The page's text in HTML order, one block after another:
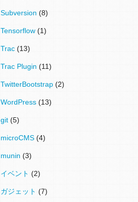
Subversion(8)
Tensorflow(1)
Trac(13)
Trac Plugin(11)
TwitterBootstrap(2)
WordPress(13)
git(5)
microCMS(4)
munin(3)
イベント(2)
ガジェット(7)